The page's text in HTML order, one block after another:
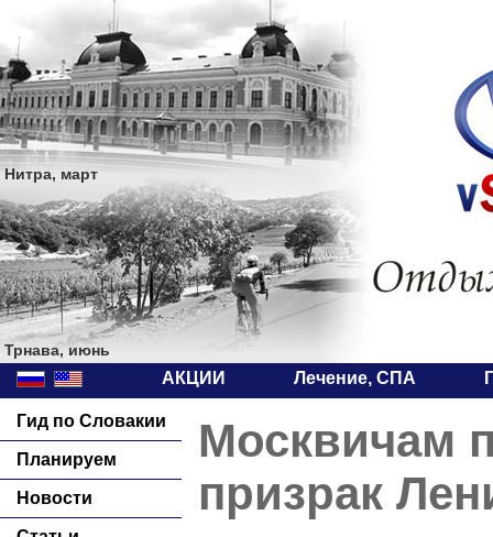
Нитра, март
Трнава, июнь
АКЦИИ Лечение, СПА
Гид по Словакии
Планируем
Новости
Москвичам
призрак